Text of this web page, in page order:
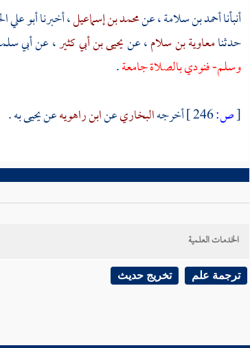
أنبأناأحمد بن سلامة، عنمحمد بن إسماعيل، أخبرناأبو علي
حدثنامعاوية بن سلام، عنيحيى بن أبي كثير، عنأبي
وسلم- فنودي بالصلاة جامعة.
[ص: أخرجهالبخاريعنابن راهويهعنيحيىبه .
الخدمات العلمية
ترجمة علم تخريج حديث